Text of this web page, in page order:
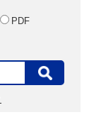
PDF
表